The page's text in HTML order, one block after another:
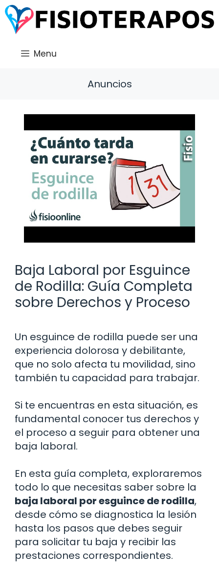
Saltar
al
contenido
Menu
Anuncios
Baja Laboral por Esguince
de Rodilla: Guía Completa
sobre Derechos y Proceso
Un esguince de rodilla puede ser una
experiencia dolorosa y debilitante,
que no solo afecta tu movilidad, sino
también tu capacidad para trabajar.
Si te encuentras en esta situación, es
fundamental conocer tus derechos y
el proceso a seguir para obtener una
baja laboral.
En esta guía completa, exploraremos
todo lo que necesitas saber sobre la
baja laboral por esguince de rodilla,
desde cómo se diagnostica la lesión
hasta los pasos que debes seguir
para solicitar tu baja y recibir las
prestaciones correspondientes.